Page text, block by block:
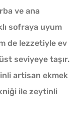
ve ana
sofraya uyum
de lezzetiyle ev
seviyeye taşır.
artisan ekmek
ile zeytinli